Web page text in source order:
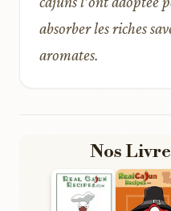
absorber les riches
aromates.
Nos